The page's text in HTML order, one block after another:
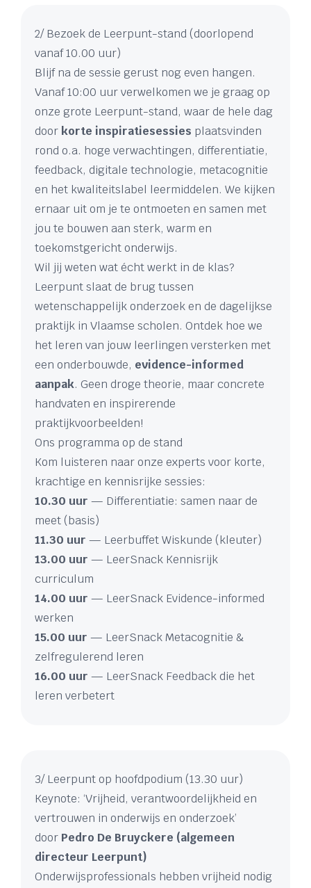
2/ Bezoek de Leerpunt-stand (doorlopend
vanaf 10.00 uur)
Blijf na de sessie gerust nog even hangen.
Vanaf 10:00 uur verwelkomen we je graag op
onze grote Leerpunt-stand, waar de hele dag
door korte inspiratiesessies plaatsvinden
rond o.a. hoge verwachtingen, differentiatie,
feedback, digitale technologie, metacognitie
en het kwaliteitslabel leermiddelen. We kijken
ernaar uit om je te ontmoeten en samen met
jou te bouwen aan sterk, warm en
toekomstgericht onderwijs.
Wil jij weten wat écht werkt in de klas?
Leerpunt slaat de brug tussen
wetenschappelijk onderzoek en de dagelijkse
praktijk in Vlaamse scholen. Ontdek hoe we
het leren van jouw leerlingen versterken met
een onderbouwde, evidence-informed
aanpak. Geen droge theorie, maar concrete
handvaten en inspirerende
praktijkvoorbeelden!
Ons programma op de stand
Kom luisteren naar onze experts voor korte,
krachtige en kennisrijke sessies:
10.30 uur — Differentiatie: samen naar de
meet (basis)
11.30 uur — Leerbuffet Wiskunde (kleuter)
13.00 uur — LeerSnack Kennisrijk
curriculum
14.00 uur — LeerSnack Evidence-informed
werken
15.00 uur — LeerSnack Metacognitie &
zelfregulerend leren
16.00 uur — LeerSnack Feedback die het
leren verbetert
3/ Leerpunt op hoofdpodium (13.30 uur)
Keynote: ‘Vrijheid, verantwoordelijkheid en
vertrouwen in onderwijs en onderzoek’
door Pedro De Bruyckere (algemeen
directeur Leerpunt)
Onderwijsprofessionals hebben vrijheid nodig